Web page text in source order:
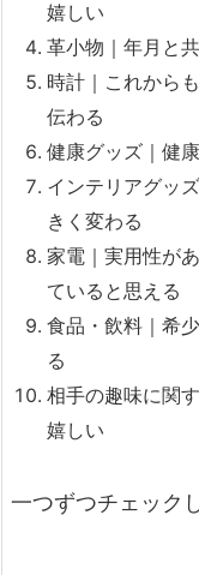
嬉しい
革小物｜年月と
時計｜これから
伝わる
健康グッズ｜健
インテリアグッ
きく変わる
家電｜実用性が
ていると思える
食品・飲料｜希
る
相手の趣味に関
嬉しい
一つずつチェック